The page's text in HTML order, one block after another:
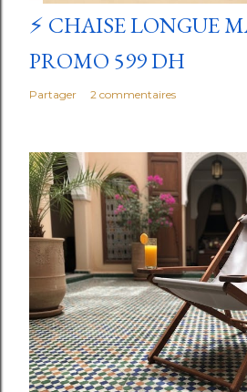
⚡ CHAISE LONGUE
PROMO 599 DH
Partager 2 commentaires